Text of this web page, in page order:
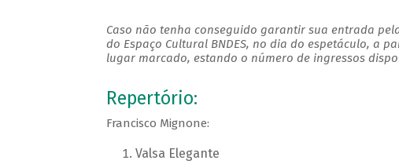
Caso não tenha conseguido garantir sua entrada
do Espaço Cultural BNDES, no dia do espetáculo, a
lugar marcado, estando o número de ingressos
Repertório:
Francisco Mignone:
Valsa Elegante